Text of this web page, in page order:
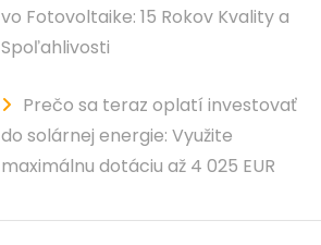
vo Fotovoltaike: 15 Rokov Kvality a
Spoľahlivosti
Prečo sa teraz oplatí investovať
do solárnej energie: Využite
maximálnu dotáciu až 4 025 EUR